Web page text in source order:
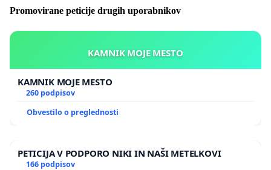
Promovirane peticije drugih uporabnikov
KAMNIK MOJE MESTO
KAMNIK MOJE MESTO
260 podpisov
Obvestilo o preglednosti
PETICIJA V PODPORO NIKI IN NAŠI METELKOVI
166 podpisov